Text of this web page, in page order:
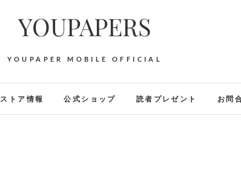
YOUPAPERS
YOUPAPER MOBILE OFFICIAL
ストア情報 公式ショップ 読者プレゼント お問